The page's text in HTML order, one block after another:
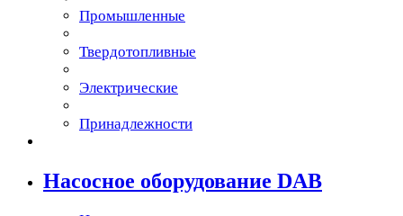
Промышленные
Твердотопливные
Электрические
Принадлежности
Насосное оборудование DAB